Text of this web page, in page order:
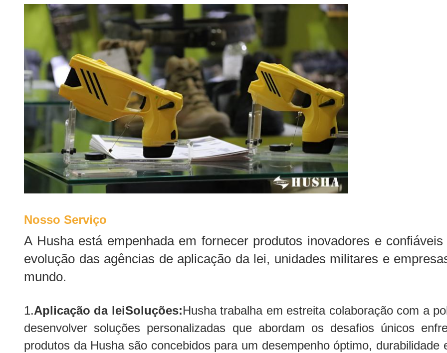
Nosso Serviço
A Husha está empenhada em fornecer produtos inovadores e
evolução das agências de aplicação da lei, unidades militares e
mundo.
1.Aplicação da leiSoluções:Husha trabalha em estreita colaboração com a
desenvolver soluções personalizadas que abordam os desafios únicos
produtos da Husha são concebidos para um desempenho óptimo,